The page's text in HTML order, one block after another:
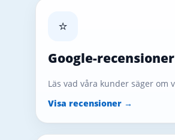
⭐
Google-recensioner
Läs vad våra kunder säger om
Visa recensioner →